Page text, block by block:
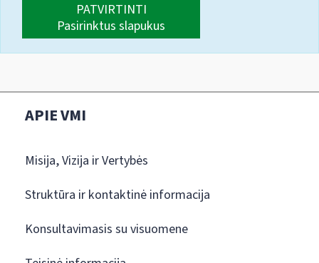
PATVIRTINTI
Pasirinktus slapukus
APIE VMI
Misija, Vizija ir Vertybės
Struktūra ir kontaktinė informacija
Konsultavimasis su visuomene